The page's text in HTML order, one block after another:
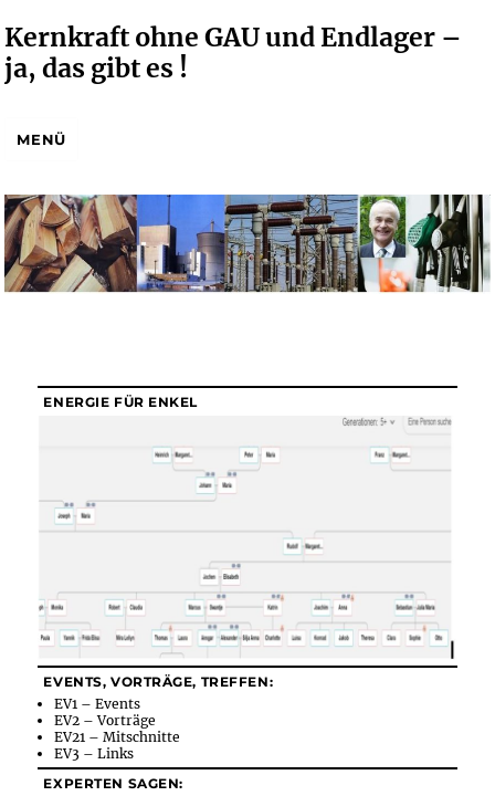
Kernkraft ohne GAU und Endlager –
ja, das gibt es !
MENÜ
ENERGIE FÜR ENKEL
EVENTS, VORTRÄGE, TREFFEN:
EV1 – Events
EV2 – Vorträge
EV21 – Mitschnitte
EV3 – Links
EXPERTEN SAGEN: